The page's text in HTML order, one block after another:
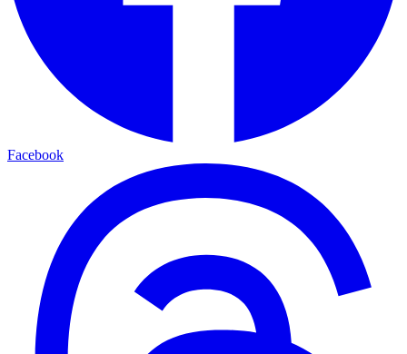
Facebook